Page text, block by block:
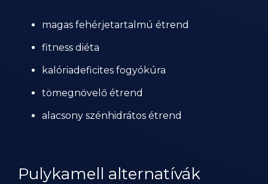
magas fehérjetartalmú étrend
fitness diéta
kalóriadeficites fogyókúra
tömegnövelő étrend
alacsony szénhidrátos étrend
Pulykamell alternatívák